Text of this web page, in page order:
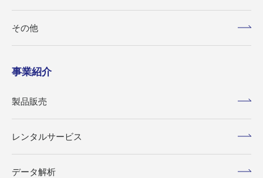
その他
事業紹介
製品販売
レンタルサービス
データ解析